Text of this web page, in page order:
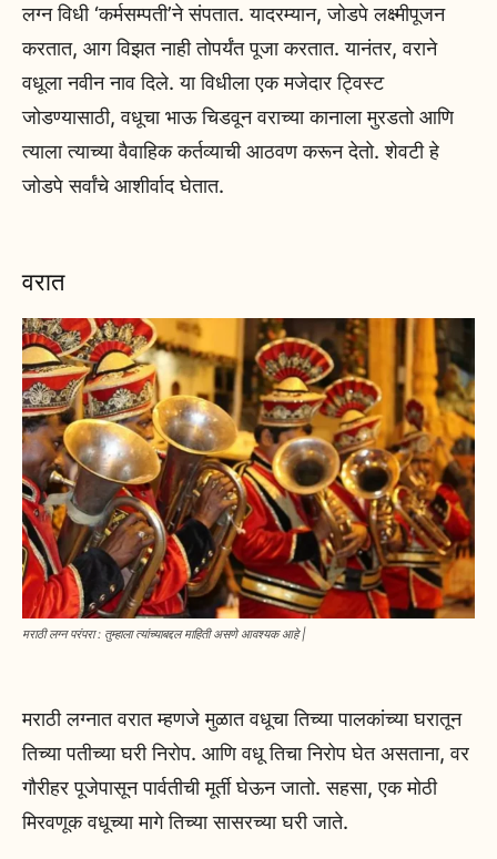
लग्न विधी ‘कर्मसम्पती’ने संपतात. यादरम्यान, जोडपे लक्ष्मीपूजन
करतात, आग विझत नाही तोपर्यंत पूजा करतात. यानंतर, वराने
वधूला नवीन नाव दिले. या विधीला एक मजेदार ट्विस्ट
जोडण्यासाठी, वधूचा भाऊ चिडवून वराच्या कानाला मुरडतो आणि
त्याला त्याच्या वैवाहिक कर्तव्याची आठवण करून देतो. शेवटी हे
जोडपे सर्वांचे आशीर्वाद घेतात.
वरात
मराठी लग्न परंपरा : तुम्हाला त्यांच्याबद्दल माहिती असणे आवश्यक आहे |
मराठी लग्नात वरात म्हणजे मुळात वधूचा तिच्या पालकांच्या घरातून
तिच्या पतीच्या घरी निरोप. आणि वधू तिचा निरोप घेत असताना, वर
गौरीहर पूजेपासून पार्वतीची मूर्ती घेऊन जातो. सहसा, एक मोठी
मिरवणूक वधूच्या मागे तिच्या सासरच्या घरी जाते.